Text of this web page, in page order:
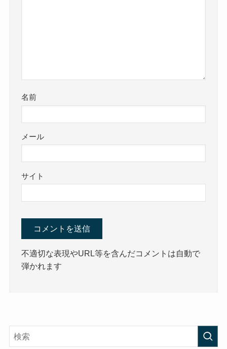
名前
メール
サイト
不適切な表現やURL等を含んだコメントは自動で
弾かれます